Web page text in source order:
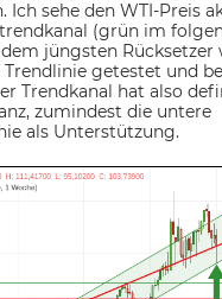
Ich sehe den WTI-Preis
(grün im
jüngsten Rücksetzer
Trendlinie getestet und
Trendkanal hat also
zumindest die untere
als Unterstützung.